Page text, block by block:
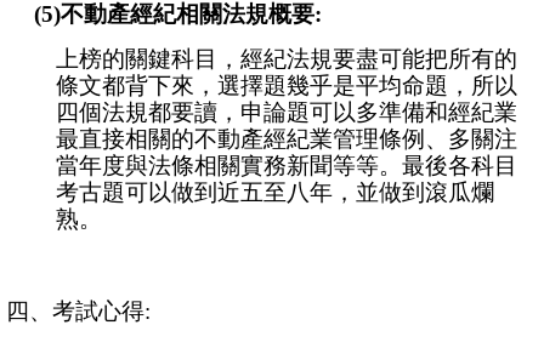
(5)不動產經紀相關法規概要:
上榜的關鍵科目，經紀法規要盡可能把所有的
條文都背下來，選擇題幾乎是平均命題，所以
四個法規都要讀，申論題可以多準備和經紀業
最直接相關的不動產經紀業管理條例、多關注
當年度與法條相關實務新聞等等。最後各科目
考古題可以做到近五至八年，並做到滾瓜爛
熟。
四、考試心得: